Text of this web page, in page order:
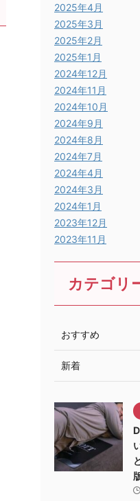
2025年4月
2025年3月
2025年2月
2025年1月
2024年12月
2024年11月
2024年10月
2024年9月
2024年8月
2024年7月
2024年4月
2024年3月
2024年1月
2023年12月
2023年11月
カテゴリ
おすすめ
新着